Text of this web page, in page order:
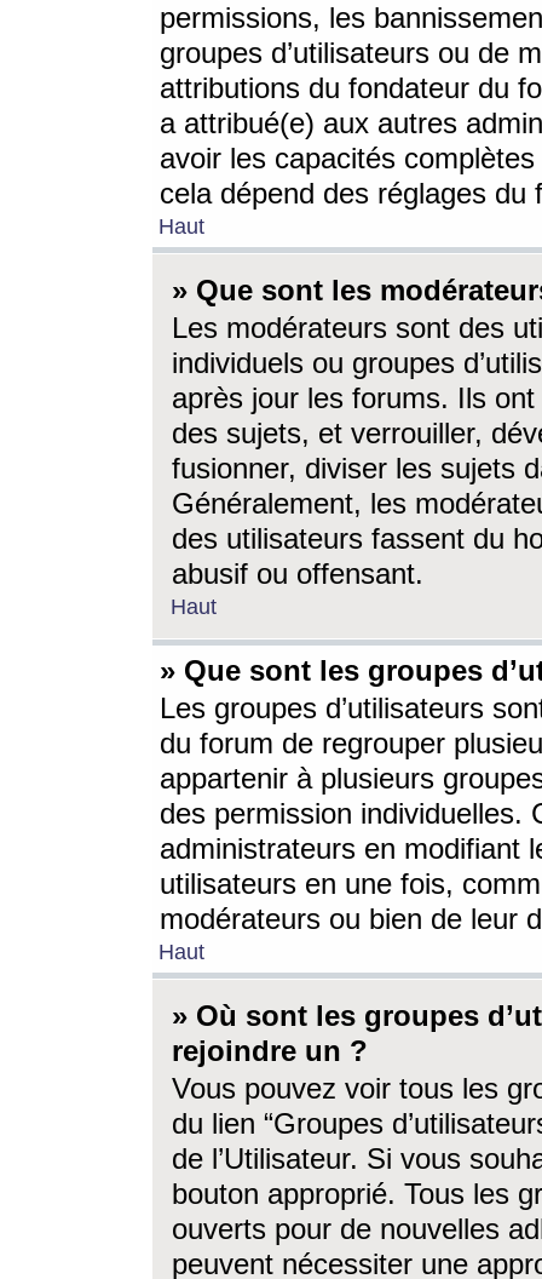
permissions, les
groupes d’utilisateurs ou de
attributions du fondateur du
a attribué(e) aux autres
avoir les capacités
cela dépend des réglages du
Haut
» Que sont les
Les modérateurs sont des
individuels ou groupes
après jour les forums. Ils ont
des sujets, et verrouiller,
fusionner, diviser les sujets
Généralement, les
des utilisateurs fassent du
abusif ou offensant.
Haut
» Que sont les groupes
Les groupes d’utilisateurs
du forum de regrouper
appartenir à plusieurs
des permission individuelles.
administrateurs en modifiant
utilisateurs en une fois,
modérateurs ou bien de leur
Haut
» Où sont les groupes
rejoindre un ?
Vous pouvez voir tous les
du lien “Groupes
de l’Utilisateur. Si vous
bouton approprié. Tous les
ouverts pour de nouvelles
peuvent nécessiter une